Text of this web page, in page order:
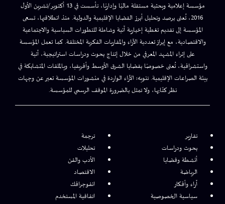
مؤسسة إعلامية وبحثية مستقلة ماليًا وإداريًا، تأسست في 13 أكتوبر/تشرين الأول
2016، تُعنى برصد وتحليل أبرز القضايا الإقليمية والدولية. منذ انطلاقتها، تسعى
المؤسسة إلى تقديم تغطية إخبارية آنية وشاملة للتطورات السياسية والاجتماعية
والاقتصادية، مع إبراز تعددية الآراء والمقاربات الفكرية المختلفة. كما تعمل المؤسسة
على إثراء المشهد المعرفي من خلال إنتاج بحوث ودراسات استراتيجية، آنية
واستشرافية، تُعنى خصوصًا بقضايا الشرق الأوسط وأفريقيا، وبالملفات المتشابكة في
بيئة الصراعات الإقليمية. تنويه: الآراء الواردة في منشورات المؤسسة تعبر عن وجهات
نظر كتّابها، ولا تمثل بالضرورة الموقف الرسمي للمؤسسة.
تقارير
ترجمة
بحوث ودراسات
تحليلات
أنشطة وقضايا
الأدب والفن
الرياضة
الاقتصاد
آراء وأفكار
انفوجرافك
سياسية الخصوصية
اتفاقية المستخدم